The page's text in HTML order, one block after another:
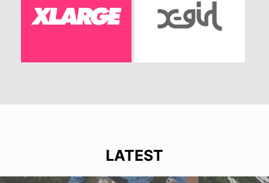
LATEST